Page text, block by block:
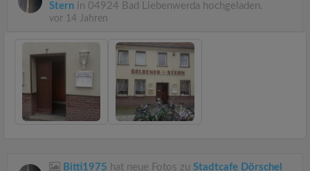
Stern in 04924 Bad Liebenwerda hochgeladen.
vor 14 Jahren
Bitti1975 hat neue Fotos zu Stadtcafe Dörschel